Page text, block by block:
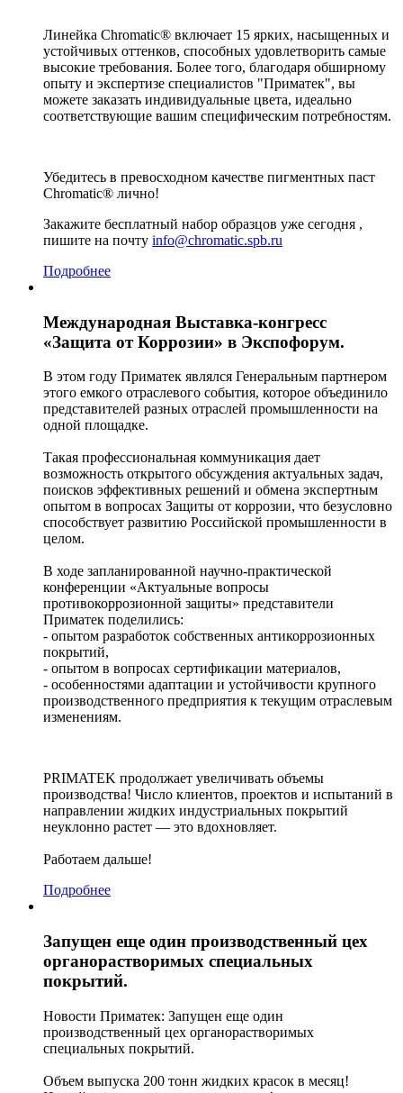
Линейка Chromatic® включает 15 ярких, насыщенных и
устойчивых оттенков, способных удовлетворить самые
высокие требования. Более того, благодаря обширному
опыту и экспертизе специалистов "Приматек", вы
можете заказать индивидуальные цвета, идеально
соответствующие вашим специфическим потребностям.
Убедитесь в превосходном качестве пигментных паст
Chromatic® лично!
Закажите бесплатный набор образцов уже сегодня ,
пишите на почту info@chromatiс.spb.ru
Подробнее
Международная Выставка-конгресс
«Защита от Коррозии» в Экспофорум.
В этом году Приматек являлся Генеральным партнером
этого емкого отраслевого события, которое объединило
представителей разных отраслей промышленности на
одной площадке.
Такая профессиональная коммуникация дает
возможность открытого обсуждения актуальных задач,
поисков эффективных решений и обмена экспертным
опытом в вопросах Защиты от коррозии, что безусловно
способствует развитию Российской промышленности в
целом.
В ходе запланированной научно-практической
конференции «Актуальные вопросы
противокоррозионной защиты» представители
Приматек поделились:
- опытом разработок собственных антикоррозионных
покрытий,
- опытом в вопросах сертификации материалов,
- особенностями адаптации и устойчивости крупного
производственного предприятия к текущим отраслевым
изменениям.
PRIMATEK продолжает увеличивать объемы
производства! Число клиентов, проектов и испытаний в
направлении жидких индустриальных покрытий
неуклонно растет — это вдохновляет.
Работаем дальше!
Подробнее
Запущен еще один производственный цех
органорастворимых специальных
покрытий.
Новости Приматек: Запущен еще один
производственный цех органорастворимых
специальных покрытий.
Объем выпуска 200 тонн жидких красок в месяц!